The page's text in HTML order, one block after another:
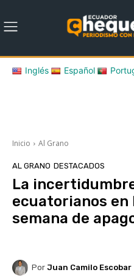
Inglés Español
Inicio Al Grano
AL GRANO DESTACADOS
La
ecuatorianos en
semana de
Por Juan Camilo Escobar